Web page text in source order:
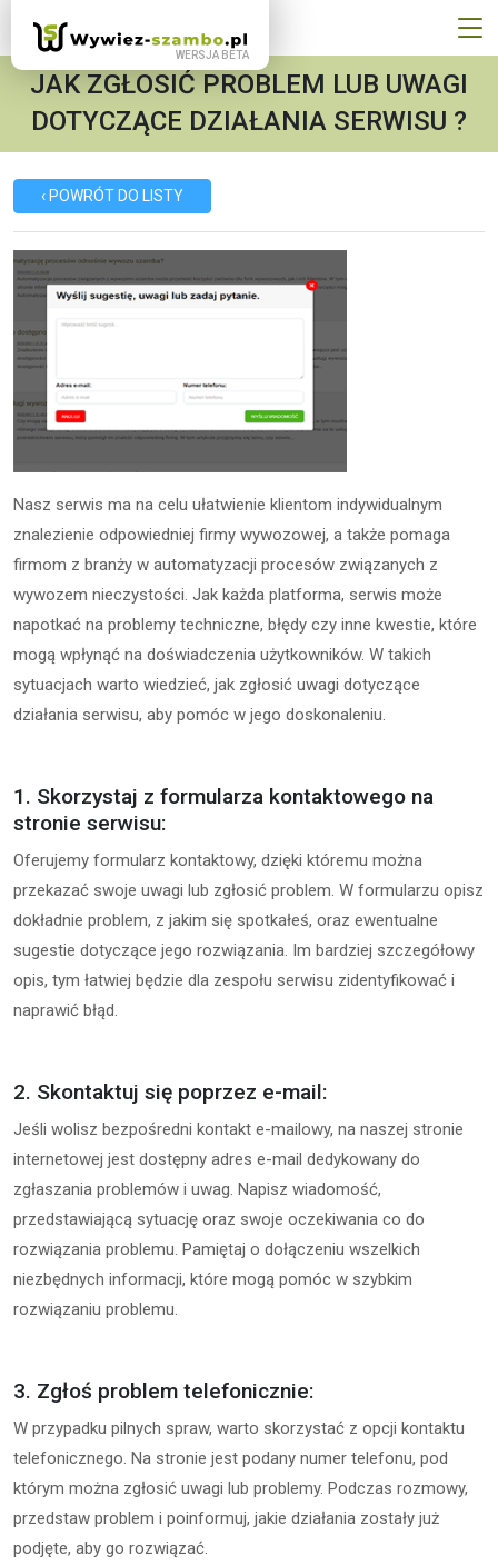
JAK ZGŁOSIĆ PROBLEM LUB UWAGI
DOTYCZĄCE DZIAŁANIA SERWISU ?
‹ POWRÓT DO LISTY
Nasz serwis ma na celu ułatwienie klientom indywidualnym
znalezienie odpowiedniej firmy wywozowej, a także pomaga
firmom z branży w automatyzacji procesów związanych z
wywozem nieczystości. Jak każda platforma, serwis może
napotkać na problemy techniczne, błędy czy inne kwestie, które
mogą wpłynąć na doświadczenia użytkowników. W takich
sytuacjach warto wiedzieć, jak zgłosić uwagi dotyczące
działania serwisu, aby pomóc w jego doskonaleniu.
1. Skorzystaj z formularza kontaktowego na
stronie serwisu:
Oferujemy formularz kontaktowy, dzięki któremu można
przekazać swoje uwagi lub zgłosić problem. W formularzu opisz
dokładnie problem, z jakim się spotkałeś, oraz ewentualne
sugestie dotyczące jego rozwiązania. Im bardziej szczegółowy
opis, tym łatwiej będzie dla zespołu serwisu zidentyfikować i
naprawić błąd.
2. Skontaktuj się poprzez e-mail:
Jeśli wolisz bezpośredni kontakt e-mailowy, na naszej stronie
internetowej jest dostępny adres e-mail dedykowany do
zgłaszania problemów i uwag. Napisz wiadomość,
przedstawiającą sytuację oraz swoje oczekiwania co do
rozwiązania problemu. Pamiętaj o dołączeniu wszelkich
niezbędnych informacji, które mogą pomóc w szybkim
rozwiązaniu problemu.
3. Zgłoś problem telefonicznie:
W przypadku pilnych spraw, warto skorzystać z opcji kontaktu
telefonicznego. Na stronie jest podany numer telefonu, pod
którym można zgłosić uwagi lub problemy. Podczas rozmowy,
przedstaw problem i poinformuj, jakie działania zostały już
podjęte, aby go rozwiązać.